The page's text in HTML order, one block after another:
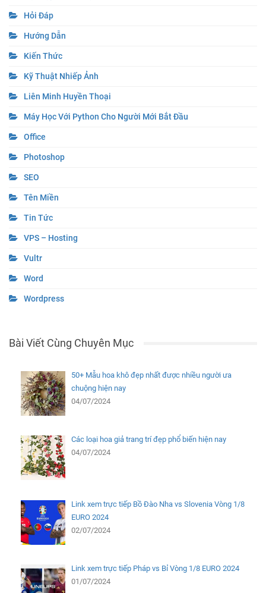
Hỏi Đáp
Hướng Dẫn
Kiến Thức
Kỹ Thuật Nhiếp Ảnh
Liên Minh Huyền Thoại
Máy Học Với Python Cho Người Mới Bắt Đầu
Office
Photoshop
SEO
Tên Miền
Tin Tức
VPS – Hosting
Vultr
Word
Wordpress
Bài Viết Cùng Chuyên Mục
50+ Mẫu hoa khô đẹp nhất được nhiều người ưa
chuộng hiện nay
04/07/2024
Các loại hoa giả trang trí đẹp phổ biến hiện nay
04/07/2024
Link xem trực tiếp Bồ Đào Nha vs Slovenia Vòng 1/8
EURO 2024
02/07/2024
Link xem trực tiếp Pháp vs Bỉ Vòng 1/8 EURO 2024
01/07/2024